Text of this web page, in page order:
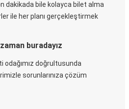
dakikada bile kolayca bilet alma
ile her planı gerçekleştirmek
buradayız
odağımız doğrultusunda
sorunlarınıza çözüm